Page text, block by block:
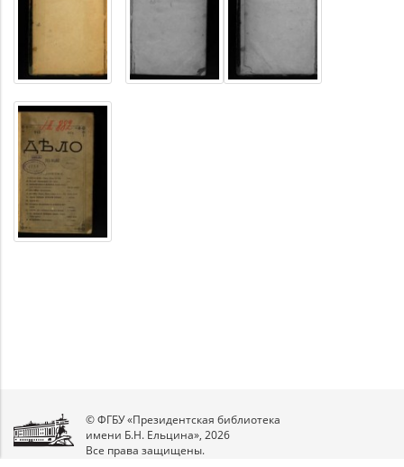
© ФГБУ «Президентская библиотека
имени Б.Н. Ельцина», 2026
Все права защищены.